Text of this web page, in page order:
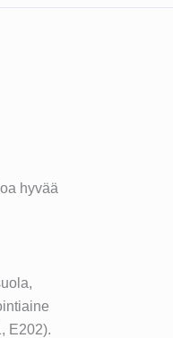
hyvää
E202).